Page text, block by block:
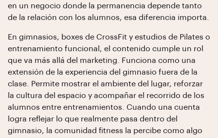
en un negocio donde la permanencia depende tanto
de la relación con los alumnos, esa diferencia importa.
En gimnasios, boxes de CrossFit y estudios de Pilates o
entrenamiento funcional, el contenido cumple un rol
que va más allá del marketing. Funciona como una
extensión de la experiencia del gimnasio fuera de la
clase. Permite mostrar el ambiente del lugar, reforzar
la cultura del espacio y acompañar el recorrido de los
alumnos entre entrenamientos. Cuando una cuenta
logra reflejar lo que realmente pasa dentro del
gimnasio, la comunidad fitness la percibe como algo